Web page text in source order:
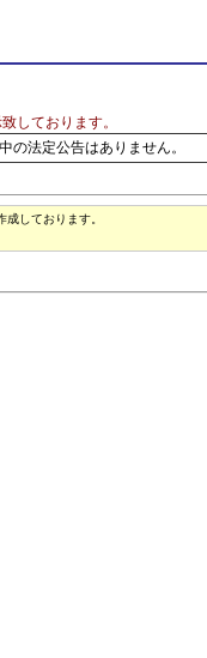
しております。
の法定公告はありません。
成しております。